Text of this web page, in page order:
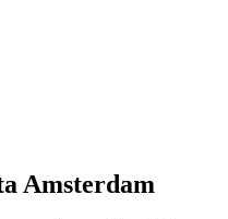
Amsterdam